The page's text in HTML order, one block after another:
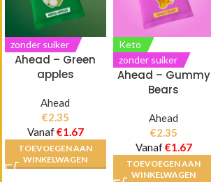
zonder suiker
Ahead – Green
apples
Ahead
€2.35
Vanaf€1.67
TOEVOEGEN AAN
WINKELWAGEN
Keto
zonder suiker
Ahead – Gummy
Bears
Ahead
€2.35
Vanaf€1.67
TOEVOEGEN AAN
WINKELWAGEN